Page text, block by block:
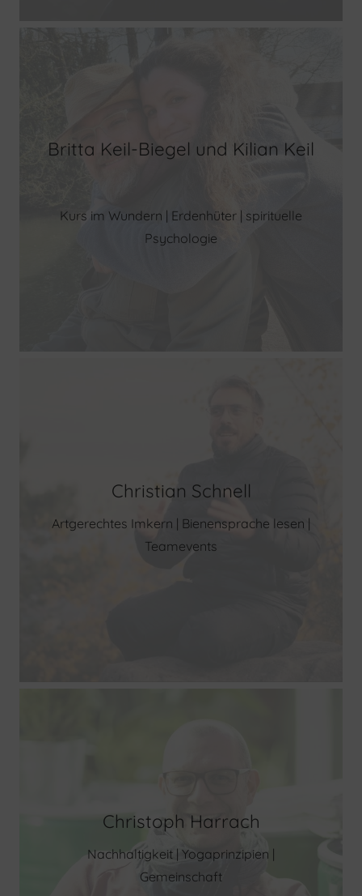
Britta Keil-Biegel und Kilian Keil
Kurs im Wundern | Erdenhüter | spirituelle
Psychologie
Christian Schnell
Artgerechtes Imkern | Bienensprache lesen |
Teamevents
Christoph Harrach
Nachhaltigkeit | Yogaprinzipien |
Gemeinschaft